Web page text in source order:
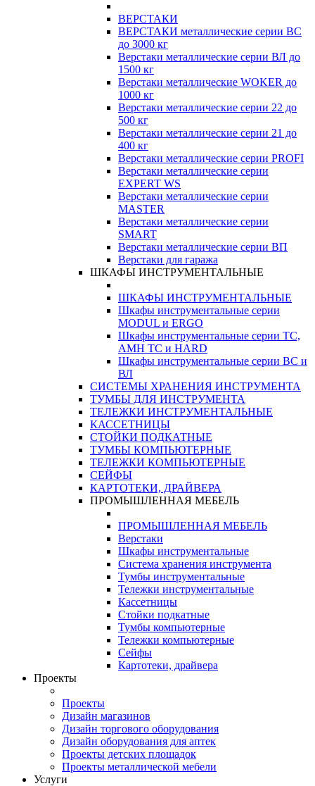
ВЕРСТАКИ
ВЕРСТАКИ металлические серии ВС
до 3000 кг
Верстаки металлические серии ВЛ до
1500 кг
Верстаки металлические WOKER до
1000 кг
Верстаки металлические серии 22 до
500 кг
Верстаки металлические серии 21 до
400 кг
Верстаки металлические серии PROFI
Верстаки металлические серии
EXPERT WS
Верстаки металлические серии
MASTER
Верстаки металлические серии
SMART
Верстаки металлические серии ВП
Верстаки для гаража
ШКАФЫ ИНСТРУМЕНТАЛЬНЫЕ
ШКАФЫ ИНСТРУМЕНТАЛЬНЫЕ
Шкафы инструментальные серии
MODUL и ERGO
Шкафы инструментальные серии ТС,
АМН ТС и HARD
Шкафы инструментальные серии ВС и
ВЛ
СИСТЕМЫ ХРАНЕНИЯ ИНСТРУМЕНТА
ТУМБЫ ДЛЯ ИНСТРУМЕНТА
ТЕЛЕЖКИ ИНСТРУМЕНТАЛЬНЫЕ
КАССЕТНИЦЫ
СТОЙКИ ПОДКАТНЫЕ
ТУМБЫ КОМПЬЮТЕРНЫЕ
ТЕЛЕЖКИ КОМПЬЮТЕРНЫЕ
СЕЙФЫ
КАРТОТЕКИ, ДРАЙВЕРА
ПРОМЫШЛЕННАЯ МЕБЕЛЬ
ПРОМЫШЛЕННАЯ МЕБЕЛЬ
Верстаки
Шкафы инструментальные
Система хранения инструмента
Тумбы инструментальные
Тележки инструментальные
Кассетницы
Стойки подкатные
Тумбы компьютерные
Тележки компьютерные
Сейфы
Картотеки, драйвера
Проекты
Проекты
Дизайн магазинов
Дизайн торгового оборудования
Дизайн оборудования для аптек
Проекты детских площадок
Проекты металлической мебели
Услуги